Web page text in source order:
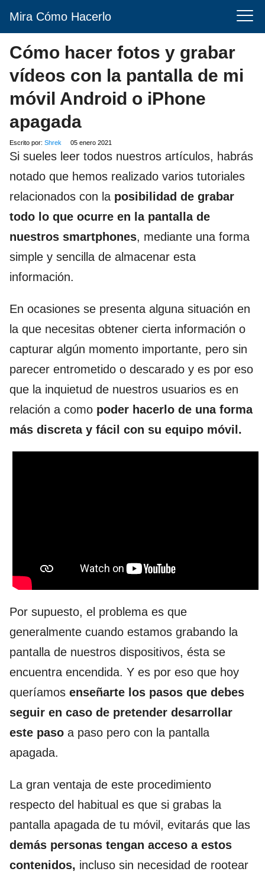
Mira Cómo Hacerlo
Cómo hacer fotos y grabar
vídeos con la pantalla de mi
móvil Android o iPhone
apagada
Escrito por: Shrek 05 enero 2021
Si sueles leer todos nuestros artículos, habrás
notado que hemos realizado varios tutoriales
relacionados con la posibilidad de grabar
todo lo que ocurre en la pantalla de
nuestros smartphones, mediante una forma
simple y sencilla de almacenar esta
información.
En ocasiones se presenta alguna situación en
la que necesitas obtener cierta información o
capturar algún momento importante, pero sin
parecer entrometido o descarado y es por eso
que la inquietud de nuestros usuarios es en
relación a como poder hacerlo de una forma
más discreta y fácil con su equipo móvil.
Por supuesto, el problema es que
generalmente cuando estamos grabando la
pantalla de nuestros dispositivos, ésta se
encuentra encendida. Y es por eso que hoy
queríamos enseñarte los pasos que debes
seguir en caso de pretender desarrollar
este paso a paso pero con la pantalla
apagada.
La gran ventaja de este procedimiento
respecto del habitual es que si grabas la
pantalla apagada de tu móvil, evitarás que las
demás personas tengan acceso a estos
contenidos, incluso sin necesidad de rootear